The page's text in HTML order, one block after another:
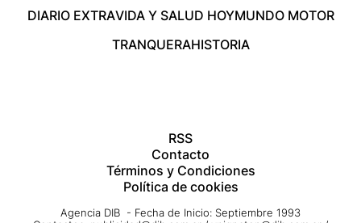
DIARIO EXTRAVIDA Y SALUD HOYMUNDO MOTOR
TRANQUERAHISTORIA
RSS
Contacto
Términos y Condiciones
Política de cookies
Agencia DIB - Fecha de Inicio: Septiembre 1993